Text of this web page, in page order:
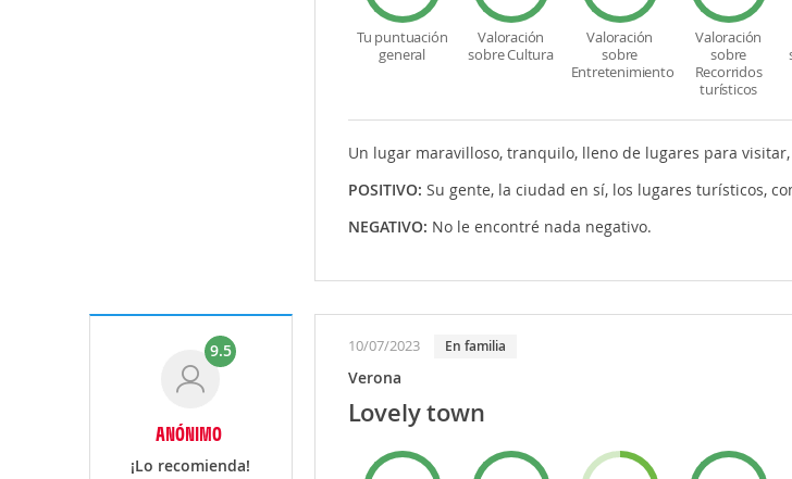
Tu puntuación
general
Valoración
sobre Cultura
Valoración
sobre
Entretenimiento
Valoración
sobre
Recorridos
turísticos
Un lugar maravilloso, tranquilo, lleno de lugares para
POSITIVO: Su gente, la ciudad en sí, los lugares turísticos,
NEGATIVO: No le encontré nada negativo.
9.5
ANÓNIMO
¡Lo recomienda!
10/07/2023 En familia
Verona
Lovely town